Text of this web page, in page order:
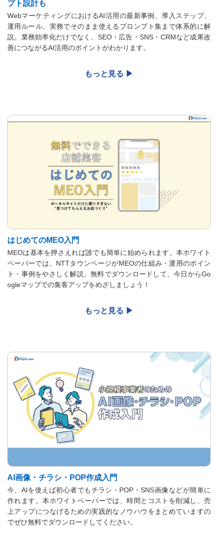
プト設計も
WebマーケティングにおけるAI活用の最新事例、導入ステップ、
運用ルール、実務でそのまま使えるプロンプト集まで体系的に解
説。業務効率化だけでなく、SEO・広告・SNS・CRMなど成果改
善につながるAI活用のポイントがわかります。
はじめてのMEO入門
MEOは基本を押さえれば誰でも簡単に始められます。本ホワイト
ペーパーでは、NTTタウンページがMEOの仕組み・運用のポイン
ト・事例をやさしく解説。無料でダウンロードして、今日からGo
ogleマップでの集客アップをめざしましょう！
AI画像・チラシ・POP作成入門
今、AIを使えば初心者でもチラシ・POP・SNS画像などが簡単に
作れます。本ホワイトペーパーでは、時間とコストを削減し、売
上アップにつなげるための実践的なノウハウをまとめていますの
でぜひ無料でダウンロードしてください。